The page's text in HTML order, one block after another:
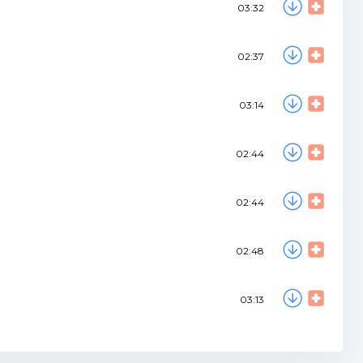
03:32
02:37
03:14
02:44
02:44
02:48
03:13